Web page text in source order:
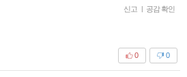
신고 | 공감 확인
0
0